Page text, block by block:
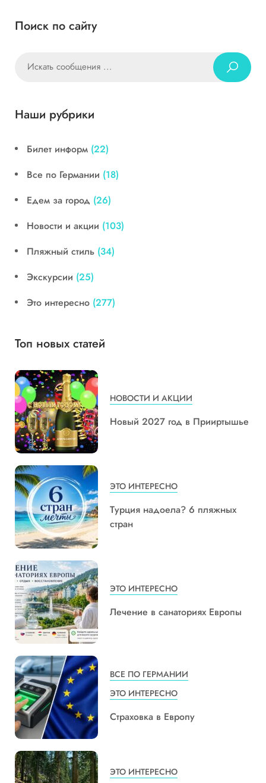
Поиск по сайту
Наши рубрики
Билет информ (22)
Все по Германии (18)
Едем за город (26)
Новости и акции (103)
Пляжный стиль (34)
Экскурсии (25)
Это интересно (277)
Топ новых статей
НОВОСТИ И АКЦИИ
Новый 2027 год в Прииртышье
ЭТО ИНТЕРЕСНО
Турция надоела? 6 пляжных
стран
ЭТО ИНТЕРЕСНО
Лечение в санаториях Европы
ВСЕ ПО ГЕРМАНИИ
ЭТО ИНТЕРЕСНО
Страховка в Европу
ЭТО ИНТЕРЕСНО